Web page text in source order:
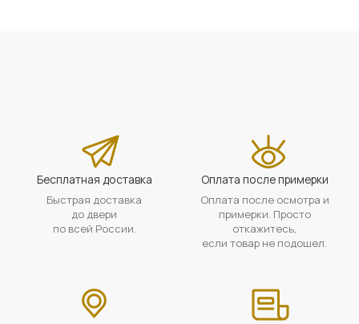
Бесплатная доставка
Быстрая доставка
до двери
по всей России.
Оплата после примерки
Оплата после осмотра и
примерки. Просто
откажитесь,
если товар не подошел.